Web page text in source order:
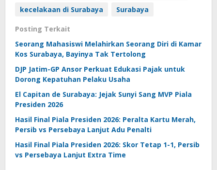
kecelakaan di Surabaya
Surabaya
Posting Terkait
Seorang Mahasiswi Melahirkan Seorang Diri di Kamar
Kos Surabaya, Bayinya Tak Tertolong
DJP Jatim-GP Ansor Perkuat Edukasi Pajak untuk
Dorong Kepatuhan Pelaku Usaha
El Capitan de Surabaya: Jejak Sunyi Sang MVP Piala
Presiden 2026
Hasil Final Piala Presiden 2026: Peralta Kartu Merah,
Persib vs Persebaya Lanjut Adu Penalti
Hasil Final Piala Presiden 2026: Skor Tetap 1-1, Persib
vs Persebaya Lanjut Extra Time